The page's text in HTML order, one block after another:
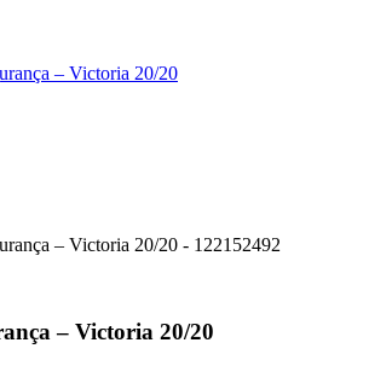
– Victoria 20/20
– Victoria 20/20 - 122152492
– Victoria 20/20